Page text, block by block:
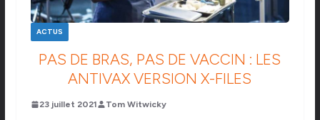
ACTUS
PAS DE BRAS, PAS DE VACCIN : LES
ANTIVAX VERSION X-FILES
23 juillet 2021 Tom Witwicky